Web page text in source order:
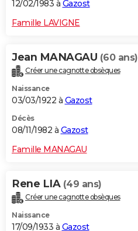
12/02/1983 à Gazost
Famille LAVIGNE
Jean MANAGAU (60 ans)
Créer une cagnotte obsèques
Naissance
03/03/1922 à Gazost
Décès
08/11/1982 à Gazost
Famille MANAGAU
Rene LIA (49 ans)
Créer une cagnotte obsèques
Naissance
17/09/1933 à Gazost